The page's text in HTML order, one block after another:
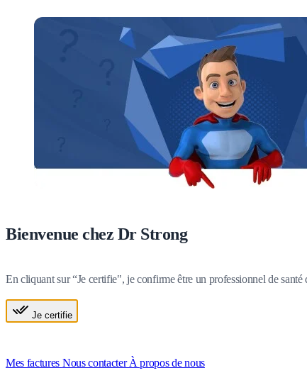
Bienvenue chez Dr Strong
En cliquant sur “Je certifie", je confirme être un professionnel de
Je certifie
Mes factures Nous contacterÀ propos de nous